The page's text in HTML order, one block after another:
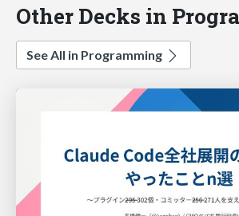
Other Decks in
See All in Programming